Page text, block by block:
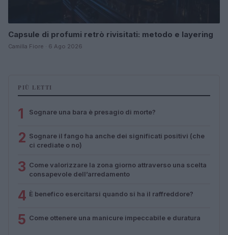
Capsule di profumi retrò rivisitati: metodo e layering
Camilla Fiore · 6 Ago 2026
PIÙ LETTI
1 Sognare una bara è presagio di morte?
2 Sognare il fango ha anche dei significati positivi (che
ci crediate o no)
3 Come valorizzare la zona giorno attraverso una scelta
consapevole dell’arredamento
4 È benefico esercitarsi quando si ha il raffreddore?
5 Come ottenere una manicure impeccabile e duratura